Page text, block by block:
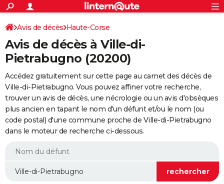
ACTUALITÉS
Politique
Société
Faits Divers
Education
Monde
Villes
+
SPORT
Coupe du monde 2026
Football
Tennis
Cyclisme
Rugby
Forum
CULTURE
FINANCE
Retraite
Impôts
Epargne
Immobilier
Risques naturels par ville
Banque
Assurance
Crédit
Essais
Réserver un essai
Citadines
Berlines
SUV
Forum auto
+
HIGH-TECH
Mobiles
Meilleur smartphone
Internet
Ordinateurs
Jeux vidéo
Guide high-tech
+
BRICOLAGE
Forum
Aménagement intérieur
Extérieur
Cuisine
Salle de bains
Jardinage
Rangement
WEEK-END
Guides de France
Escapades
Patrimoine
Expositions
Musées
Week-end nature
LIFESTYLE
Connexion
Avis de décès Haute-Corse
Avis de décès à Ville-di-
Pietrabugno (20200)
Accédez gratuitement sur cette page au carnet des décès de
Ville-di-Pietrabugno. Vous pouvez affiner votre recherche,
trouver un avis de décès, une nécrologie ou un avis d'obsèques
plus ancien en tapant le nom d'un défunt et/ou le nom (ou
code postal) d'une commune proche de Ville-di-Pietrabugno
dans le moteur de recherche ci-dessous.